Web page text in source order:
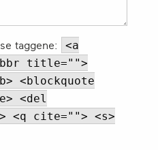
taggene:
<a
title="">
<blockquote
<del
<q cite=""> <s>